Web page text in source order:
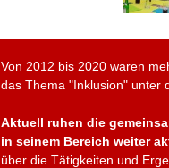
Von 2012 bis 2020 waren
das Thema "Inklusion" unter
Aktuell ruhen die
in seinem Bereich weiter
über die Tätigkeiten und